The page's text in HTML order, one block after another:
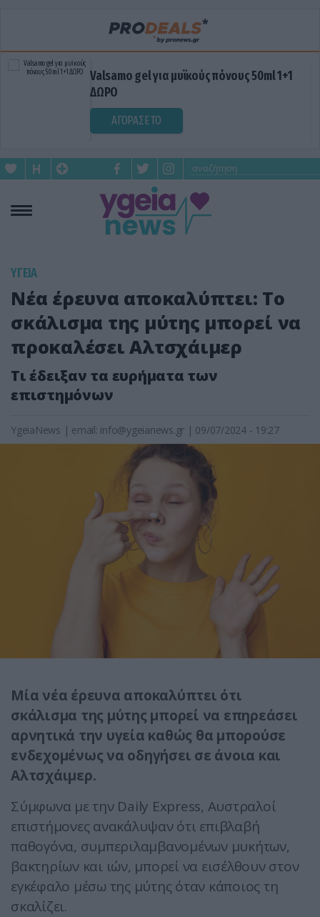
Valsamo gel για μυϊκούς πόνους 50ml 1+1
ΔΩΡΟ
ΑΓΟΡΑΣΕ ΤΟ
ΥΓΕΙΑ
Νέα έρευνα αποκαλύπτει: Το
σκάλισμα της μύτης μπορεί να
προκαλέσει Αλτσχάιμερ
Τι έδειξαν τα ευρήματα των
επιστημόνων
YgeiaNews | email: info@ygeianews.gr | 09/07/2024 - 19:27
Μία νέα έρευνα αποκαλύπτει ότι
σκάλισμα της μύτης μπορεί να επηρεάσει
αρνητικά την υγεία καθώς θα μπορούσε
ενδεχομένως να οδηγήσει σε άνοια και
Αλτσχάιμερ.
Σύμφωνα με την Daily Express, Αυστραλοί
επιστήμονες ανακάλυψαν ότι επιβλαβή
παθογόνα, συμπεριλαμβανομένων μυκήτων,
βακτηρίων και ιών, μπορεί να εισέλθουν στον
εγκέφαλο μέσω της μύτης όταν κάποιος τη
σκαλίζει.